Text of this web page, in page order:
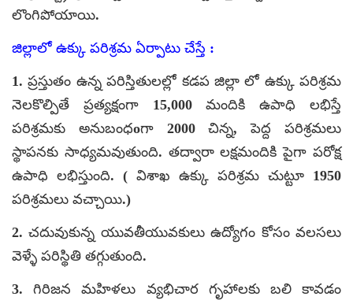
లొంగిపోయాయి.
జిల్లాలో ఉక్కు పరిశ్రమ ఏర్పాటు చేస్తే :
1. ప్రస్తుతం ఉన్న పరిస్తితులల్లో కడప జిల్లా లో ఉక్కు పరిశ్రమ
నెలకొల్పితే ప్రత్యక్షంగా 15,000 మందికి ఉపాధి లభిస్తే
పరిశ్రమకు అనుబంధoగా 2000 చిన్న, పెద్ద పరిశ్రమలు
స్థాపనకు సాధ్యమవుతుంది. తద్వారా లక్షమందికి పైగా పరోక్ష
ఉపాధి లభిస్తుంది. ( విశాఖ ఉక్కు పరిశ్రమ చుట్టూ 1950
పరిశ్రమలు వచ్చాయి.)
2. చదువుకున్న యువతీయువకులు ఉద్యోగం కోసం వలసలు
వెళ్ళే పరిస్థితి తగ్గుతుంది.
3. గిరిజన మహిళలు వ్యభిచార గృహాలకు బలి కావడం